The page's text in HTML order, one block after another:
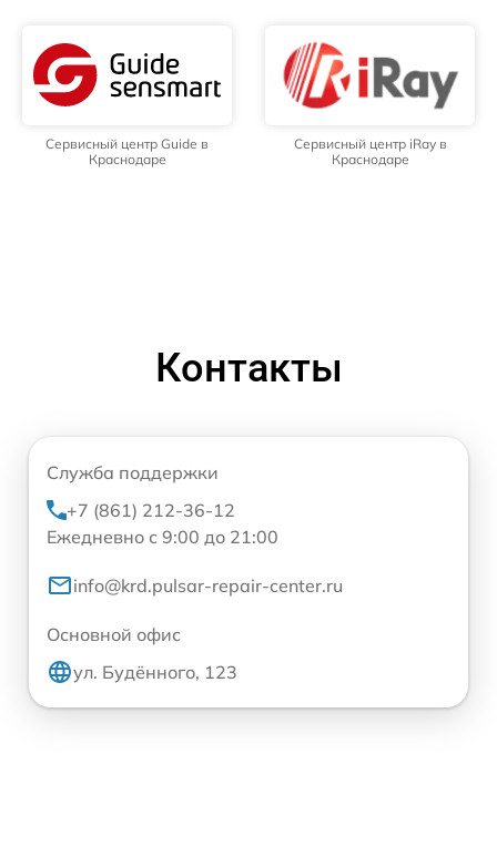
Сервисный центр Guide в
Краснодаре
Сервисный центр iRay в
Краснодаре
Контакты
Служба поддержки
+7 (861) 212-36-12
Ежедневно с 9:00 до 21:00
info@krd.pulsar-repair-center.ru
Основной офис
ул. Будённого, 123